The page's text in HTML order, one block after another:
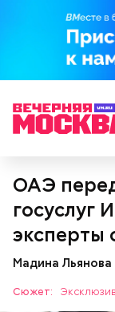
ОАЭ
госуслуг
эксперты
Мадина Льянова
Сюжет: